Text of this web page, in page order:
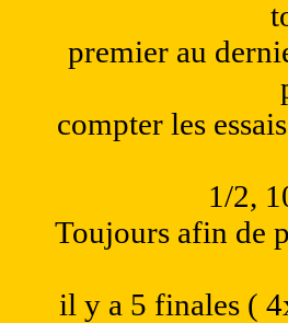
premier au
compter les
1/2,
Toujours afin de
il y a 5 finales (